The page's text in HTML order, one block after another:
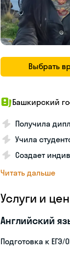
Выбрать
Башкирский
Получила
Учила
Создает
Читать дальше
Услуги и
Английский
Подготовка к ЕГЭ/